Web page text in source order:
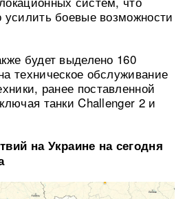
усилить боевые возможности
будет выделено 160
техническое обслуживание
ранее поставленной
танки Challenger 2 и
на Украине на сегодня